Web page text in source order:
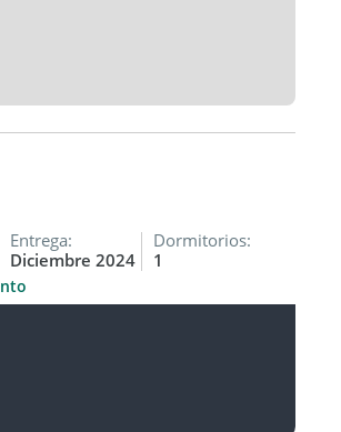
Entrega:
Diciembre 2024
Dormitorios:
1